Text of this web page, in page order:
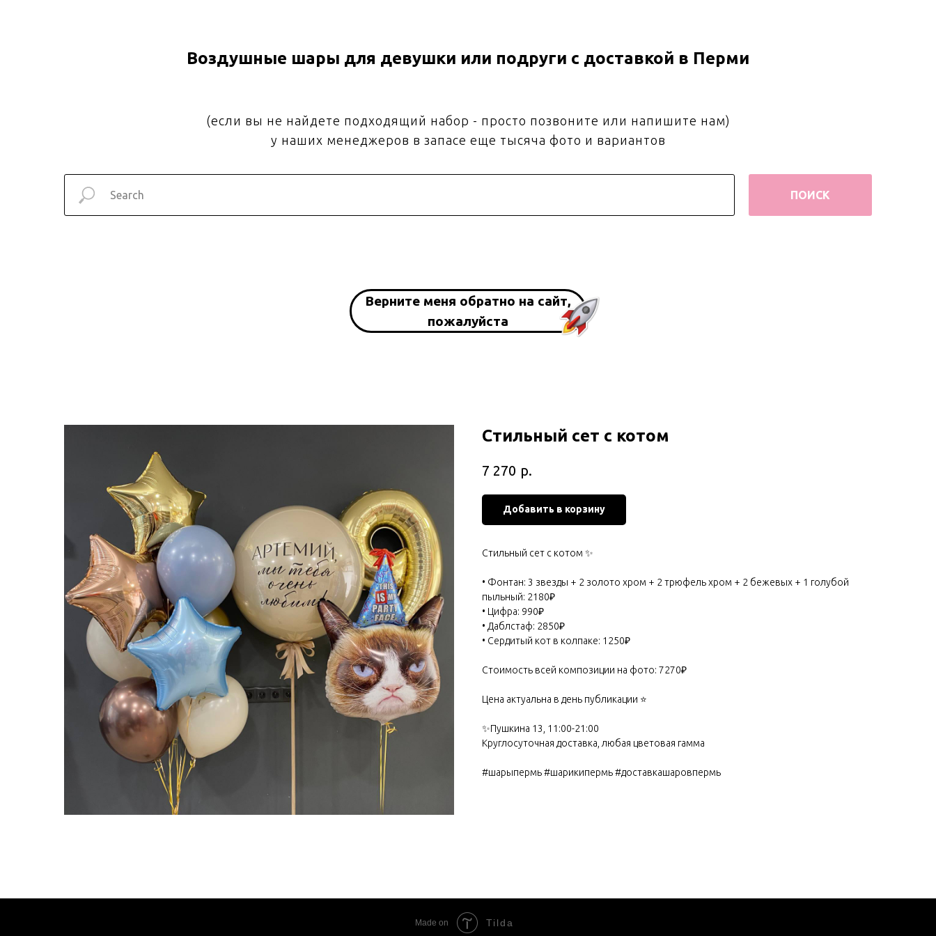
Воздушные шары для девушки или подруги с доставкой в Перми
(если вы не найдете подходящий набор - просто позвоните или напишите нам)
у наших менеджеров в запасе еще тысяча фото и вариантов
ПОИСК
Верните меня обратно на сайт,
пожалуйста
Стильный сет с котом
7 270 р.
Добавить в корзину
Стильный сет с котом ✨
• Фонтан: 3 звезды + 2 золото хром + 2 трюфель хром + 2 бежевых + 1 голубой
пыльный: 2180₽
• Цифра: 990₽
• Даблстаф: 2850₽
• Сердитый кот в колпаке: 1250₽
Стоимость всей композиции на фото: 7270₽
Цена актуальна в день публикации ⭐️
✨Пушкина 13, 11:00-21:00
Круглосуточная доставка, любая цветовая гамма
#шарыпермь #шарикипермь #доставкашаровпермь
Made on Tilda